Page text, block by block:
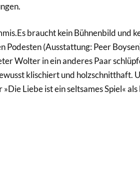
braucht kein Bühnenbild und
Podesten (Ausstattung: Peer
Wolter in ein anderes Paar
klischiert und holzschnitthaft.
Liebe ist ein seltsames Spiel«